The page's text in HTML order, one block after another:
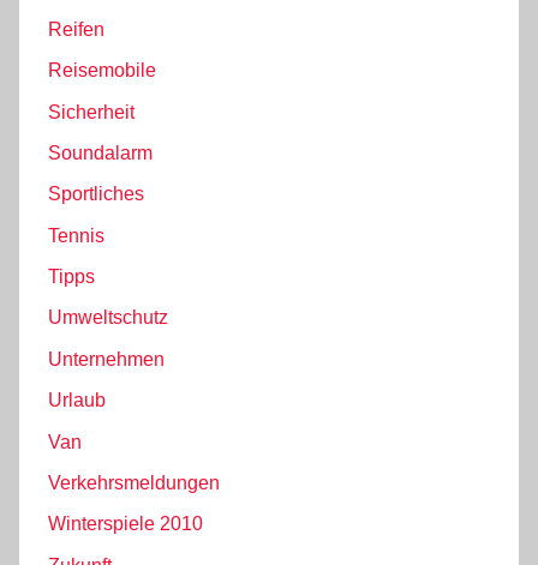
Reifen
Reisemobile
Sicherheit
Soundalarm
Sportliches
Tennis
Tipps
Umweltschutz
Unternehmen
Urlaub
Van
Verkehrsmeldungen
Winterspiele 2010